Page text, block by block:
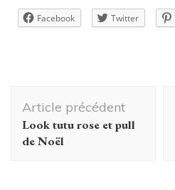
Facebook Twitter
Navigation
d'article
Article précédent
Look tutu rose et pull
de Noël